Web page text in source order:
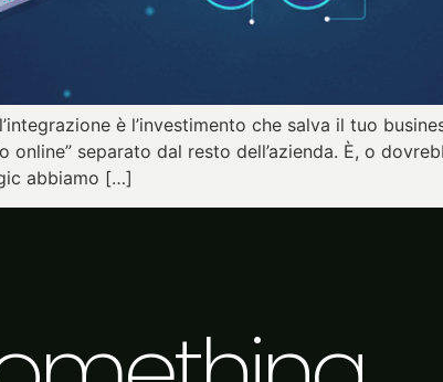
è l’investimento che salva il tuo
online” separato dal resto dell’azienda. È, o
abbiamo […]